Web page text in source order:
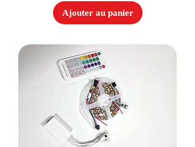
Ajouter au panier